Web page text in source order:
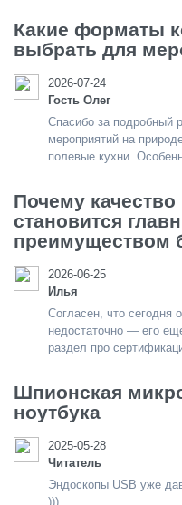
Какие форматы
выбрать для
2026-07-24
Гость Олег
Спасибо за подробный
мероприятий на
полевые кухни.
Почему
становится
преимуществом
2026-06-25
Илья
Согласен, что сегодня
недостаточно — его
раздел про
Шпионская
ноутбука
2025-05-28
Читатель
Эндоскопы USB уже
)))